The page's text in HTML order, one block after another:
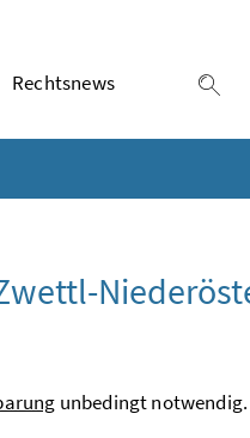
Rechtsnews
unbedingt notwendig.